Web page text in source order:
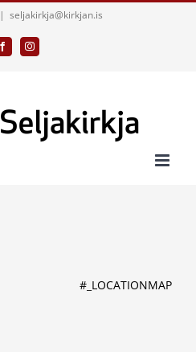
| seljakirkja@kirkjan.is
FacebookInstagram
#_LOCATIONMAP